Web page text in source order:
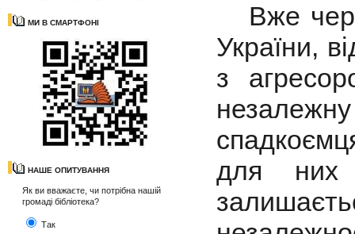
МИ В СМАРТФОНІ
НАШЕ ОПИТУВАННЯ
Як ви вважаєте, чи потрібна нашій
громаді бібліотека?
Так
Вже
України,
з
для них